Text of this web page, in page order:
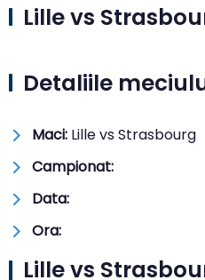
Lille vs
Detaliile
Maci: Lille vs Strasbourg
Campionat:
Data:
Ora:
Lille vs